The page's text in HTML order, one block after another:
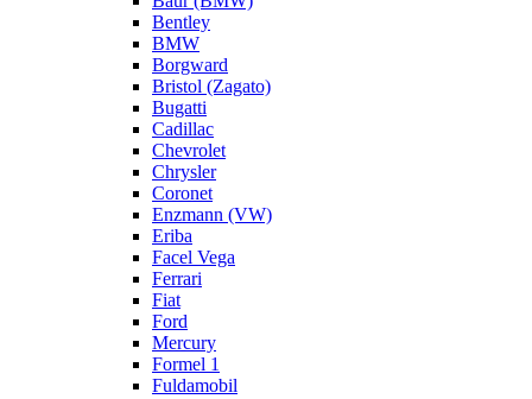
Bentley
BMW
Borgward
Bristol (Zagato)
Bugatti
Cadillac
Chevrolet
Chrysler
Coronet
Enzmann (VW)
Eriba
Facel Vega
Ferrari
Fiat
Ford
Mercury
Formel 1
Fuldamobil